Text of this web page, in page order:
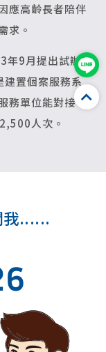
應高齡長者陪伴
求。
年9月提出試辦計
建置個案服務系
務單位能對接，
人次。
我......